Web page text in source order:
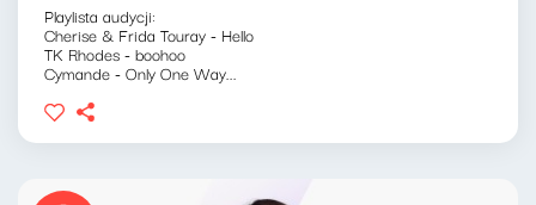
Playlista audycji:
Cherise & Frida Touray - Hello
TK Rhodes - boohoo
Cymande - Only One Way...